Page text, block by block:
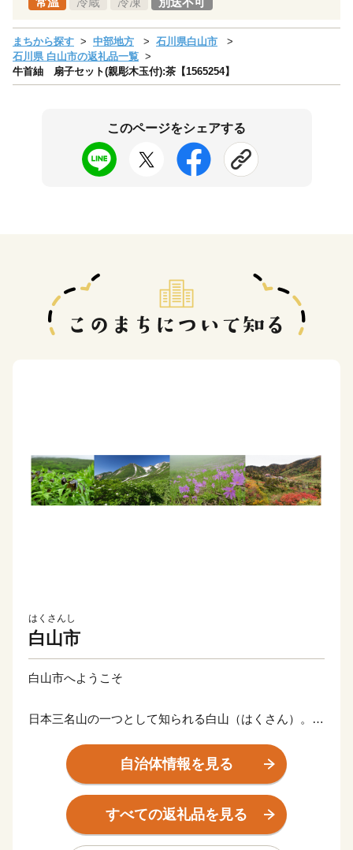
まちから探す 中部地方
石川県白山市
石川県 白山市の返礼品一覧
牛首紬 扇子セット(親彫木玉付):茶【1565254】
このページをシェアする
はくさんし
白山市
白山市へようこそ
日本三名山の一つとして知られる白山（はくさん）。
中で育まれてきました。
平成の大合併により白山の名を冠し、山から海までの広
い地域が一つになりました。
これからも市民一体となって地域づくりに取り組んでい
自治体情報を見る
すべての返礼品を見る